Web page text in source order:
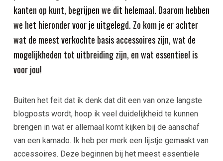
kanten op kunt, begrijpen we dit helemaal. Daarom hebben
we het hieronder voor je uitgelegd. Zo kom je er achter
wat de meest verkochte basis accessoires zijn, wat de
mogelijkheden tot uitbreiding zijn, en wat essentieel is
voor jou!
Buiten het feit dat ik denk dat dit een van onze langste
blogposts wordt, hoop ik veel duidelijkheid te kunnen
brengen in wat er allemaal komt kijken bij de aanschaf
van een kamado. Ik heb per merk een lijstje gemaakt van
accessoires. Deze beginnen bij het meest essentiële